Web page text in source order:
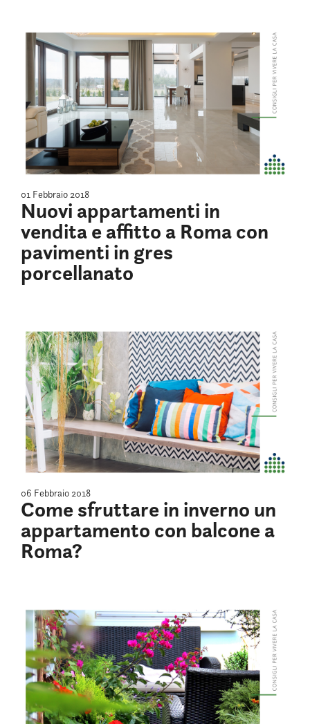
01 Febbraio 2018
Nuovi appartamenti in
vendita e affitto a Roma con
pavimenti in gres
porcellanato
06 Febbraio 2018
Come sfruttare in inverno un
appartamento con balcone a
Roma?